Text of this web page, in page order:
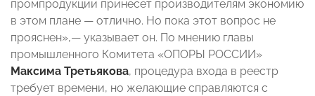
промпродукции принесет производителям экономию
в этом плане — отлично. Но пока этот вопрос не
прояснен»,— указывает он. По мнению главы
промышленного Комитета «ОПОРЫ РОССИИ»
Максима Третьякова, процедура входа в реестр
требует времени, но желающие справляются с